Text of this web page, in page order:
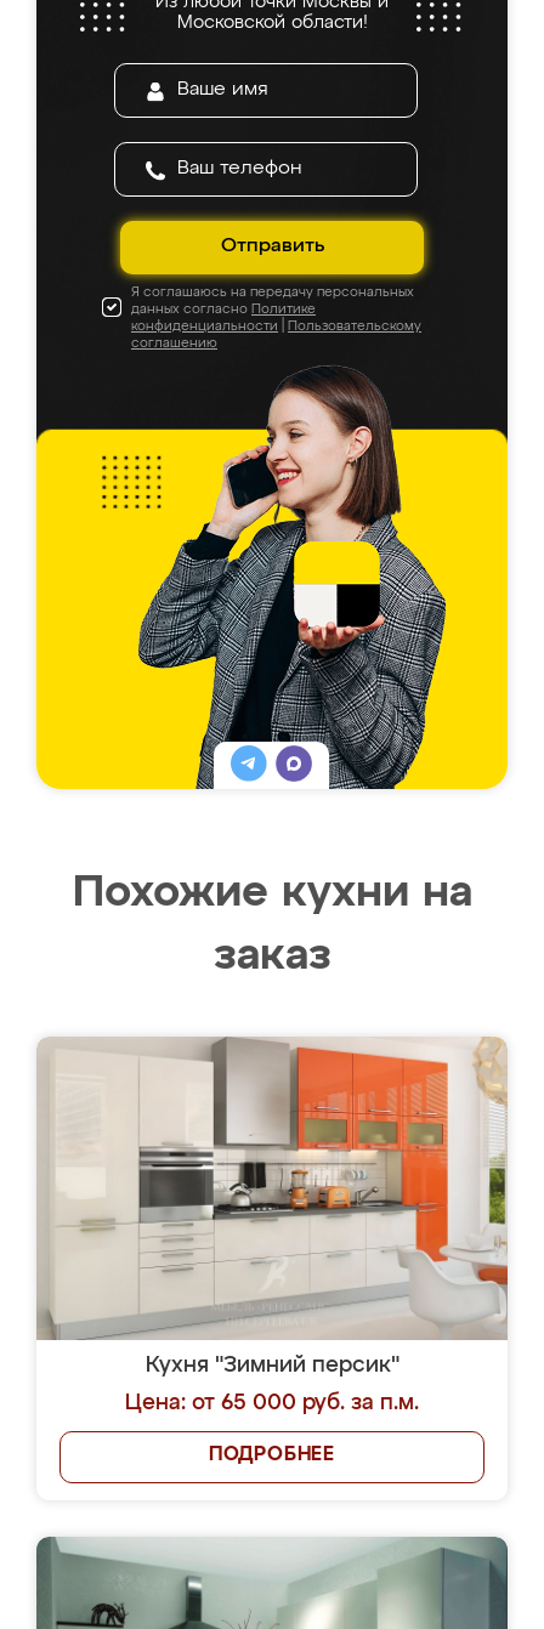
Московской области!
Отправить
Я соглашаюсь на передачу персональных
данных согласно Политике
конфиденциальности
Пользовательскому
соглашению
Похожие кухни на
заказ
Кухня "Зимний персик"
Цена: от 65 000 руб. за п.м.
ПОДРОБНЕЕ